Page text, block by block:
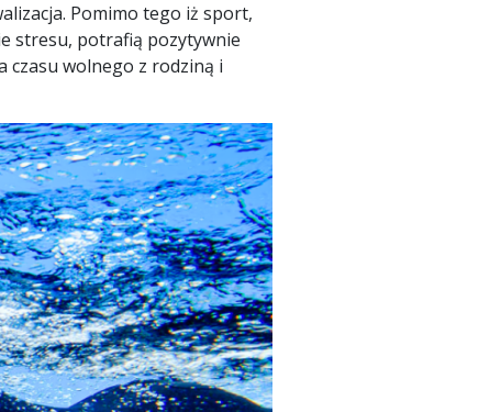
Pomimo tego iż sport,
stresu, potrafią pozytywnie
czasu wolnego z rodziną i